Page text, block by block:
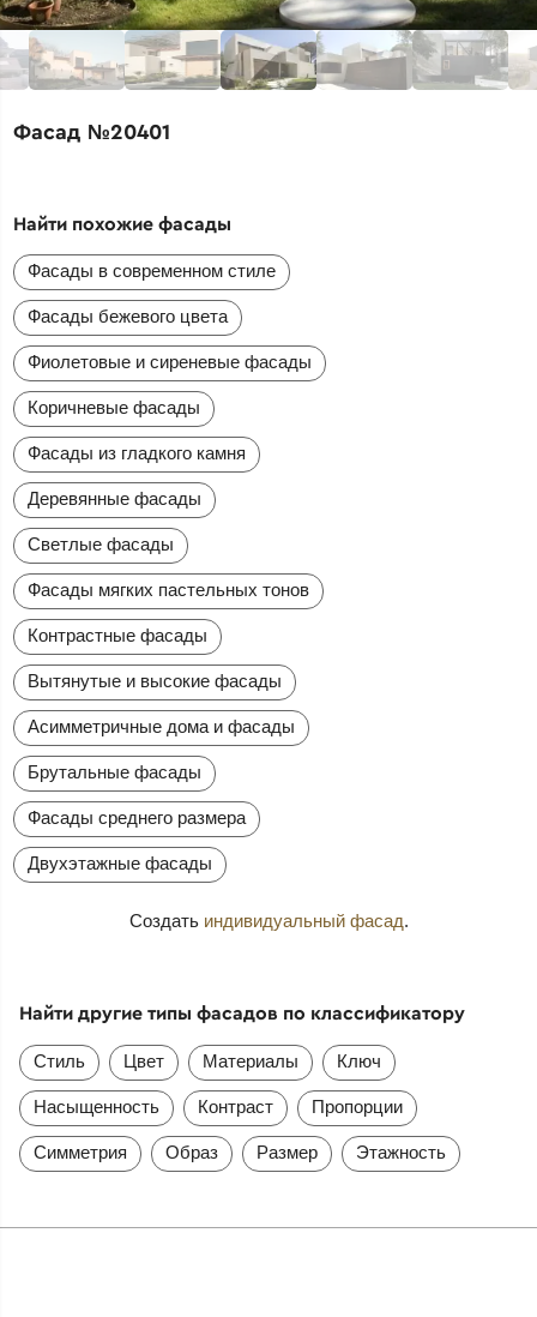
Фасад №20401
Найти похожие фасады
Фасады в современном стиле
Фасады бежевого цвета
Фиолетовые и сиреневые фасады
Коричневые фасады
Фасады из гладкого камня
Деревянные фасады
Светлые фасады
Фасады мягких пастельных тонов
Контрастные фасады
Вытянутые и высокие фасады
Асимметричные дома и фасады
Брутальные фасады
Фасады среднего размера
Двухэтажные фасады
Создать индивидуальный фасад.
Найти другие типы фасадов по классификатору
Стиль Цвет Материалы Ключ
Насыщенность Контраст Пропорции
Симметрия Образ Размер Этажность